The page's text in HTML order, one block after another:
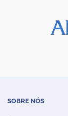
SOBRE NÓS